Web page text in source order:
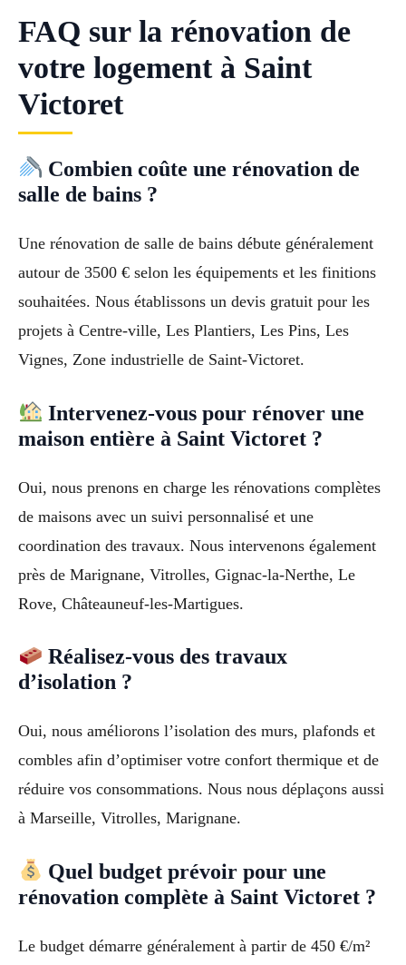
FAQ sur la rénovation de
votre logement à Saint
Victoret
Combien coûte une rénovation de
salle de bains ?
Une rénovation de salle de bains débute généralement
autour de 3500 € selon les équipements et les finitions
souhaitées. Nous établissons un devis gratuit pour les
projets à Centre-ville, Les Plantiers, Les Pins, Les
Vignes, Zone industrielle de Saint-Victoret.
Intervenez-vous pour rénover une
maison entière à Saint Victoret ?
Oui, nous prenons en charge les rénovations complètes
de maisons avec un suivi personnalisé et une
coordination des travaux. Nous intervenons également
près de Marignane, Vitrolles, Gignac-la-Nerthe, Le
Rove, Châteauneuf-les-Martigues.
Réalisez-vous des travaux
d’isolation ?
Oui, nous améliorons l’isolation des murs, plafonds et
combles afin d’optimiser votre confort thermique et de
réduire vos consommations. Nous nous déplaçons aussi
à Marseille, Vitrolles, Marignane.
Quel budget prévoir pour une
rénovation complète à Saint Victoret ?
Le budget démarre généralement à partir de 450 €/m²